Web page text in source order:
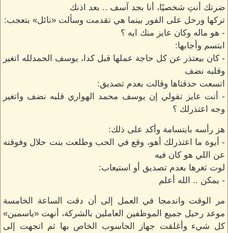
ضرتك أنتِ شخصيًا، أنا بجد آسف .. بعد اذنك
تركها ورحل على الفور بينما هي تقدمت وسألت «نائل» بتعجب:
- هو ماله وكان عايز منك ايه ؟
ابتسم وأجابها:
- كان بيعتذر عن كل حاجة عملها قبل كدا، يوسف الحمدلله اتغير
وقلبه نضف
اتسعت حدقتاها وقالت بعدم تصديق:
- أنت عايز تقولي إن يوسف محمد الهواري قلبه نضف واتغير
وجه اعتذرلك ؟
هز رأسه بابتسامة وأكد على ذلك:
- أيوة ما اعتذرلك أهو، وقع في الحب وطلعت بنت حلال وفوقته
عن اللي هو كان فيه
لوت ثغرها بعدم تصديق أو استيعاب:
- يمكن .. الله أعلم
مر الوقت واندمجا في العمل إلى أن دقت الساعة الخامسة
موعد رحيل جميع الموظفين العاملين بالشركة، أنهت «ياسمين»
كل شيء وأغلقت جهاز الحاسوب الخاص بها ثم اتجهت إلى